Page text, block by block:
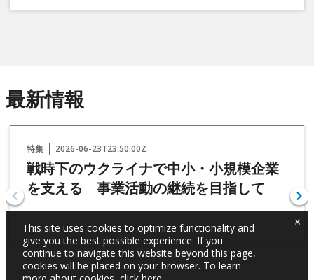
最新情報
特集 2026-06-23T23:50:00Z
戦時下のウクライナで中小・小規模企業
を支える 事業活動の継続を目指して
This site uses cookies to optimize functionality and
give you the best possible experience. If you
continue to navigate this website beyond this page,
cookies will be placed on your browser. To learn
×